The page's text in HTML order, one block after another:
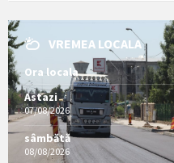
VREMEA LOCALA
Ora locala
Astazi
07/08/2026
sâmbătă
08/08/2026